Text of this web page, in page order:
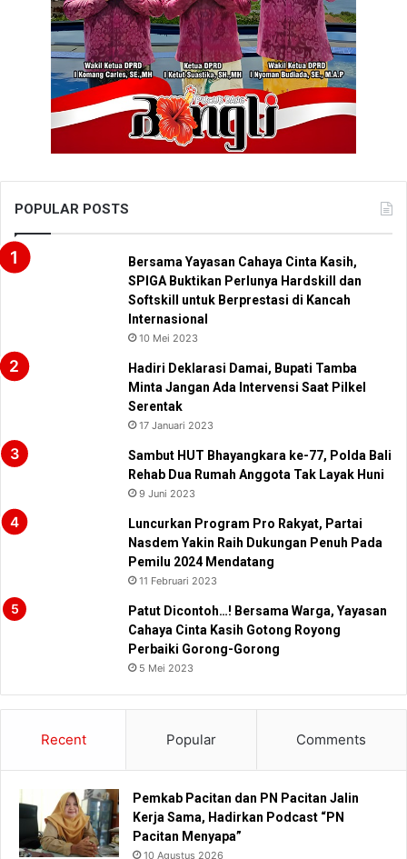
POPULAR POSTS
Bersama Yayasan Cahaya Cinta Kasih,
SPIGA Buktikan Perlunya Hardskill dan
Softskill untuk Berprestasi di Kancah
Internasional
10 Mei 2023
Hadiri Deklarasi Damai, Bupati Tamba
Minta Jangan Ada Intervensi Saat Pilkel
Serentak
17 Januari 2023
Sambut HUT Bhayangkara ke-77, Polda Bali
Rehab Dua Rumah Anggota Tak Layak Huni
9 Juni 2023
Luncurkan Program Pro Rakyat, Partai
Nasdem Yakin Raih Dukungan Penuh Pada
Pemilu 2024 Mendatang
11 Februari 2023
Patut Dicontoh…! Bersama Warga, Yayasan
Cahaya Cinta Kasih Gotong Royong
Perbaiki Gorong-Gorong
5 Mei 2023
Recent Popular Comments
Pemkab Pacitan dan PN Pacitan Jalin
Kerja Sama, Hadirkan Podcast “PN
Pacitan Menyapa”
10 Agustus 2026